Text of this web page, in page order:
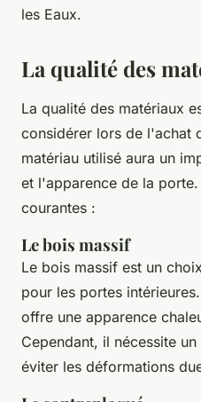
les Eaux.
La qualité des
La qualité des matériaux
considérer lors de l'achat
matériau utilisé aura un
et l'apparence de la
courantes :
Le bois massif
Le bois massif est un
pour les portes
offre une apparence
Cependant, il nécessite
éviter les déformations